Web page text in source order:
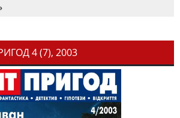
4 (7), 2003